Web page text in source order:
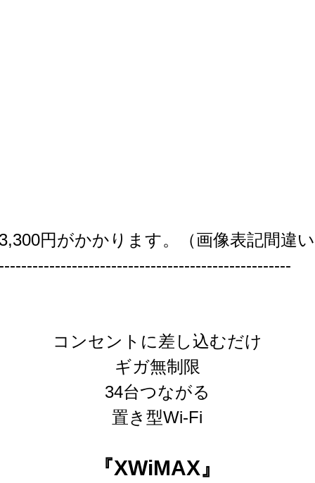
円がかかります。（画像表記間違
コンセントに差し込むだけ
ギガ無制限
34台つながる
置き型Wi-Fi
『XWiMAX』